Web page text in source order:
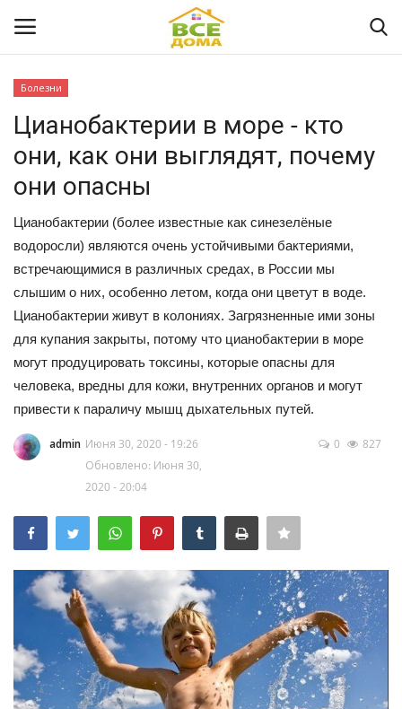
Главная
Диета и фитнес
Рецепты
Мода и красота
Жилой дом
Семья
Болезни
Цианобактерии в море - кто
они, как они выглядят, почему
они опасны
Цианобактерии (более известные как синезелёные
водоросли) являются очень устойчивыми бактериями,
встречающимися в различных средах, в России мы
слышим о них, особенно летом, когда они цветут в воде.
Цианобактерии живут в колониях. Загрязненные ими зоны
для купания закрыты, потому что цианобактерии в море
могут продуцировать токсины, которые опасны для
человека, вредны для кожи, внутренних органов и могут
привести к параличу мышц дыхательных путей.
admin Июня 30, 2020 - 19:26
Обновлено: Июня 30,
2020 - 20:04
0 827